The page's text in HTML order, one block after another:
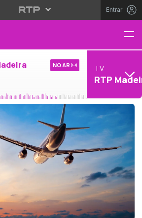
Entrar
NO AR TV
RTP